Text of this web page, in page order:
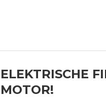
ELEKTRISCHE
MOTOR!